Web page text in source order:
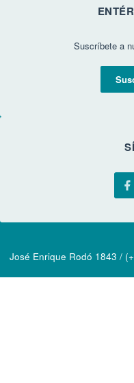
Suscríbete a
José Enrique Rodó 1843 /